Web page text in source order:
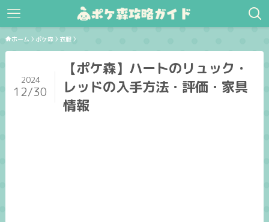
ホーム ポケ森 衣服
【ポケ森】ハートのリュック・
レッドの入手方法・評価・家具
情報
2024
12/30